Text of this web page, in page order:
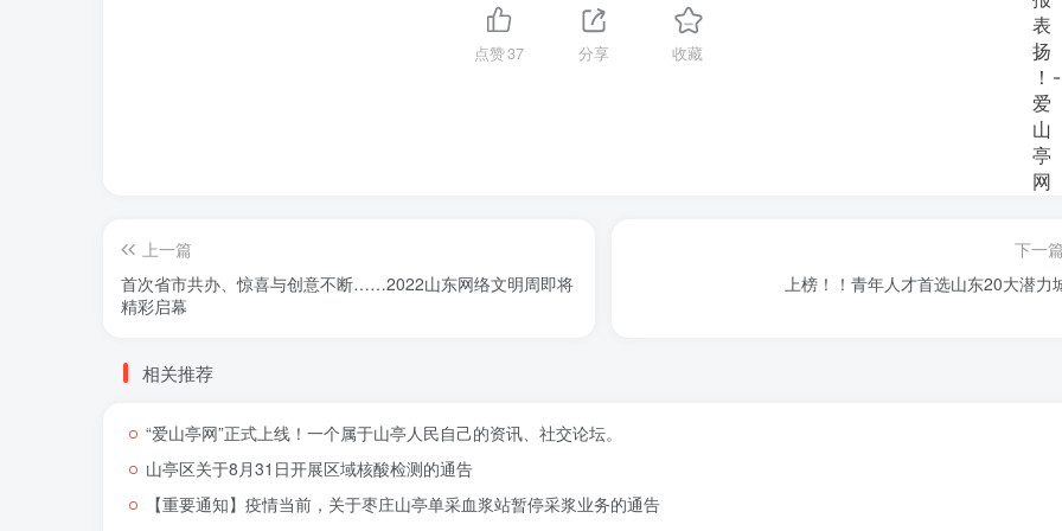
点赞37 分享 收藏
上一篇
首次省市共办、惊喜与创意不断……2022山东网络文明周即将
精彩启幕
下一
上榜！！青年人才首选山东20大潜力
相关推荐
“爱山亭网”正式上线！一个属于山亭人民自己的资讯、社交论坛。
山亭区关于8月31日开展区域核酸检测的通告
【重要通知】疫情当前，关于枣庄山亭单采血浆站暂停采浆业务的通告